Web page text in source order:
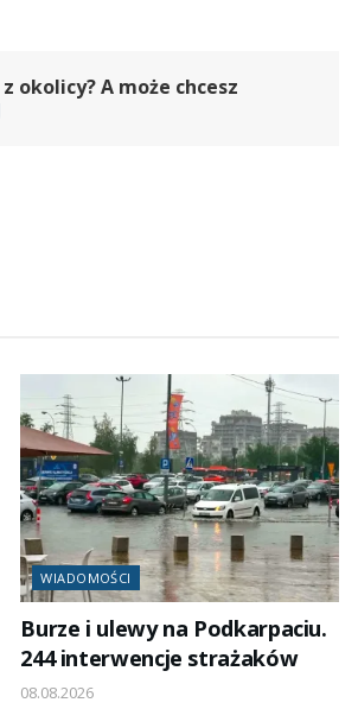
okolicy? A może chcesz
WIADOMOŚCI
Burze i ulewy na Podkarpaciu.
244 interwencje strażaków
08.08.2026